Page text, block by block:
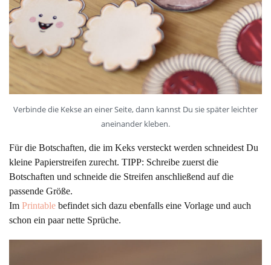
Verbinde die Kekse an einer Seite, dann kannst Du sie später leichter
aneinander kleben.
Für die Botschaften, die im Keks versteckt werden schneidest Du
kleine Papierstreifen zurecht. TIPP: Schreibe zuerst die
Botschaften und schneide die Streifen anschließend auf die
passende Größe.
Im Printable befindet sich dazu ebenfalls eine Vorlage und auch
schon ein paar nette Sprüche.